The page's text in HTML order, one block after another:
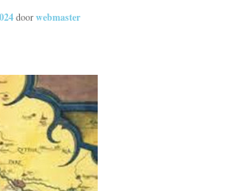
doorwebmaster